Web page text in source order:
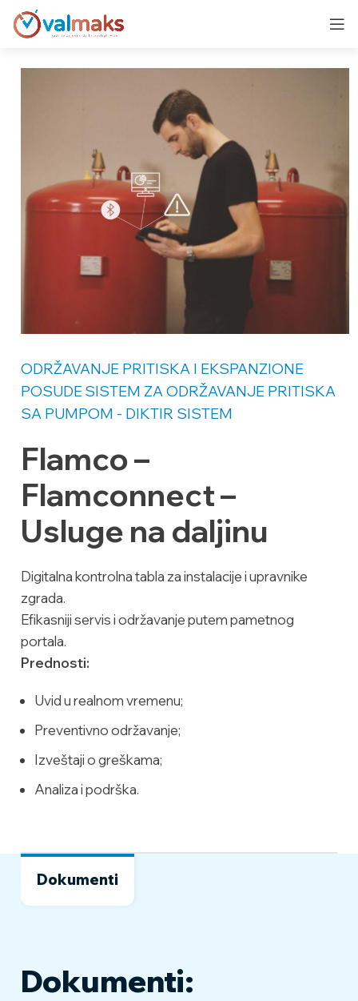
Flamco –
Flamconnect –
Usluge na daljinu
Digitalna kontrolna tabla za instalacije i upravnike
zgrada.
Efikasniji servis i održavanje putem pametnog
portala.
Prednosti:
Uvid u realnom vremenu;
Preventivno održavanje;
Izveštaji o greškama;
Analiza i podrška.
ODRŽAVANJE PRITISKA I EKSPANZIONE
POSUDE SISTEM ZA ODRŽAVANJE PRITISKA
SA PUMPOM - DIKTIR SISTEM
Dokumenti
Dokumenti: